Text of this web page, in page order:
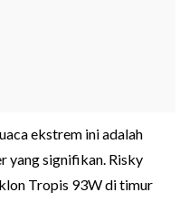
ekstrem ini adalah
yang signifikan. Risky
Tropis 93W di timur